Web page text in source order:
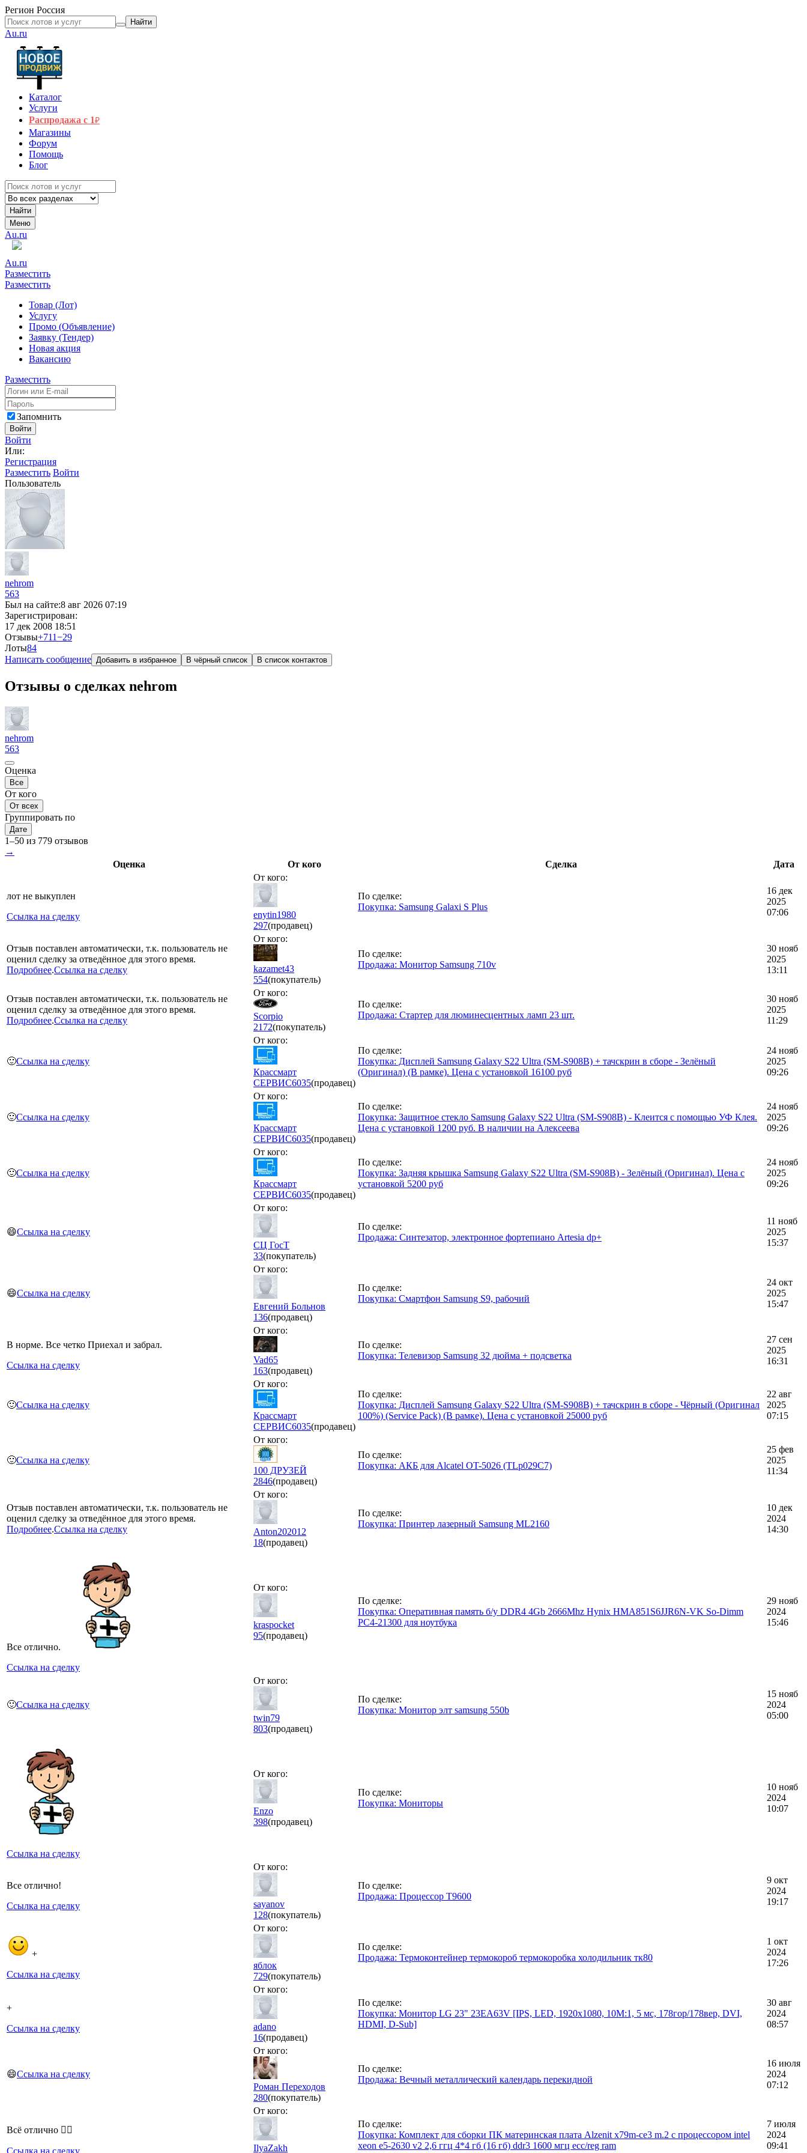
Регион Россия
Найти
Au.ru
Каталог
Услуги
Распродажа с 1₽
Магазины
Форум
Помощь
Блог
Найти
Меню
Au.ru
Au.ru
Разместить
Разместить
Товар (Лот)
Услугу
Промо (Объявление)
Заявку (Тендер)
Новая акция
Вакансию
Разместить
Запомнить
Войти
Войти
Или:
Регистрация
Разместить Войти
Пользователь
nehrom
563
Был на сайте:8 авг 2026 07:19
Зарегистрирован:
17 дек 2008 18:51
Отзывы+711−29
Лоты84
Написать сообщение Добавить в избранное В чёрный список В список контактов
Отзывы о сделках nehrom
nehrom
563
Оценка
Все
От кого
От всех
Группировать по
Дате
1–50 из 779 отзывов
→
Оценка
От кого Сделка Дата
лот не выкуплен
Ссылка на сделку
От кого:
enytin1980
297(продавец)
По сделке:
Покупка: Samsung Galaxi S Plus
16 дек
2025
07:06
Отзыв поставлен автоматически, т.к. пользователь не
оценил сделку за отведённое для этого время.
Подробнее.Ссылка на сделку
От кого:
kazamet43
554(покупатель)
По сделке:
Продажа: Монитор Samsung 710v
30 нояб
2025
13:11
Отзыв поставлен автоматически, т.к. пользователь не
оценил сделку за отведённое для этого время.
Подробнее.Ссылка на сделку
От кого:
Scorpio
2172(покупатель)
По сделке:
Продажа: Стартер для люминесцентных ламп 23 шт.
30 нояб
2025
11:29
🙂Ссылка на сделку
От кого:
Крассмарт
СЕРВИС6035(продавец)
По сделке:
Покупка: Дисплей Samsung Galaxy S22 Ultra (SM-S908B) + тачскрин в сборе - Зелёный
(Оригинал) (В рамке). Цена с установкой 16100 руб
24 нояб
2025
09:26
🙂Ссылка на сделку
От кого:
Крассмарт
СЕРВИС6035(продавец)
По сделке:
Покупка: Защитное стекло Samsung Galaxy S22 Ultra (SM-S908B) - Клеится с помощью УФ Клея.
Цена с установкой 1200 руб. В наличии на Алексеева
24 нояб
2025
09:26
🙂Ссылка на сделку
От кого:
Крассмарт
СЕРВИС6035(продавец)
По сделке:
Покупка: Задняя крышка Samsung Galaxy S22 Ultra (SM-S908B) - Зелёный (Оригинал). Цена с
установкой 5200 руб
24 нояб
2025
09:26
😄Ссылка на сделку
От кого:
СЦ ГосТ
33(покупатель)
По сделке:
Продажа: Синтезатор, электронное фортепиано Artesia dp+
11 нояб
2025
15:37
😄Ссылка на сделку
От кого:
Евгений Больнов
136(продавец)
По сделке:
Покупка: Смартфон Samsung S9, рабочий
24 окт
2025
15:47
В норме. Все четко Приехал и забрал.
Ссылка на сделку
От кого:
Vad65
163(продавец)
По сделке:
Покупка: Телевизор Samsung 32 дюйма + подсветка
27 сен
2025
16:31
🙂Ссылка на сделку
От кого:
Крассмарт
СЕРВИС6035(продавец)
По сделке:
Покупка: Дисплей Samsung Galaxy S22 Ultra (SM-S908B) + тачскрин в сборе - Чёрный (Оригинал
100%) (Service Pack) (В рамке). Цена с установкой 25000 руб
22 авг
2025
07:15
🙂Ссылка на сделку
От кого:
100 ДРУЗЕЙ
2846(продавец)
По сделке:
Покупка: АКБ для Alcatel OT-5026 (TLp029C7)
25 фев
2025
11:34
Отзыв поставлен автоматически, т.к. пользователь не
оценил сделку за отведённое для этого время.
Подробнее.Ссылка на сделку
От кого:
Anton202012
18(продавец)
По сделке:
Покупка: Принтер лазерный Samsung ML2160
10 дек
2024
14:30
Все отлично.
Ссылка на сделку
От кого:
kraspocket
95(продавец)
По сделке:
Покупка: Оперативная память б/у DDR4 4Gb 2666Mhz Hynix HMA851S6JJR6N-VK So-Dimm
PC4-21300 для ноутбука
29 нояб
2024
15:46
🙂Ссылка на сделку
От кого:
twin79
803(продавец)
По сделке:
Покупка: Монитор элт samsung 550b
15 нояб
2024
05:00
Ссылка на сделку
От кого:
Еnzo
398(продавец)
По сделке:
Покупка: Мониторы
10 нояб
2024
10:07
Все отлично!
Ссылка на сделку
От кого:
sayanov
128(покупатель)
По сделке:
Продажа: Процессор T9600
9 окт
2024
19:17
+
Ссылка на сделку
От кого:
яблок
729(покупатель)
По сделке:
Продажа: Термоконтейнер термокороб термокоробка холодильник тк80
1 окт
2024
17:26
+
Ссылка на сделку
От кого:
adano
16(продавец)
По сделке:
Покупка: Монитор LG 23" 23EA63V [IPS, LED, 1920x1080, 10M:1, 5 мс, 178гор/178вер, DVI,
HDMI, D-Sub]
30 авг
2024
08:57
😄Ссылка на сделку
От кого:
Роман Переходов
280(покупатель)
По сделке:
Продажа: Вечный металлический календарь перекидной
16 июля
2024
07:12
Всё отлично 👍🏻
Ссылка на сделку
От кого:
IlyaZakh
По сделке:
Покупка: Комплект для сборки ПК материнская плата Alzenit x79m-ce3 m.2 с процессором intel
xeon e5-2630 v2 2,6 ггц 4*4 гб (16 гб) ddr3 1600 мгц ecc/reg ram
7 июля
2024
09:41